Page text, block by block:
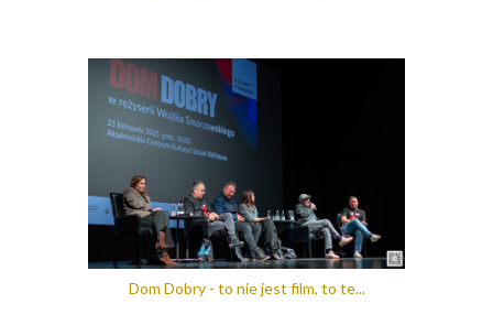
Dom Dobry - to nie jest film, to te...